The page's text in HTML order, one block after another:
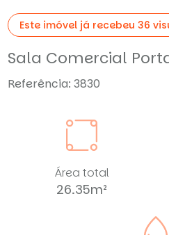
Este imóvel já recebeu 36
Sala Comercial
Referência: 3830
Área total
26.35m²